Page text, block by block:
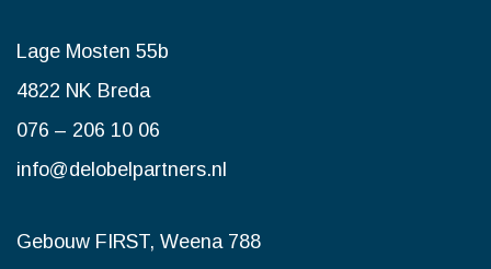
Lage Mosten 55b
4822 NK Breda
076 – 206 10 06
info@delobelpartners.nl
Gebouw FIRST, Weena 788